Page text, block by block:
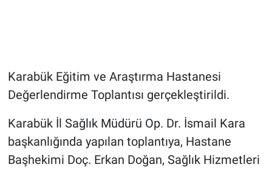
Karabük Eğitim ve Araştırma Hastanesi
Değerlendirme Toplantısı gerçekleştirildi.
Karabük İl Sağlık Müdürü Op. Dr. İsmail Kara
başkanlığında yapılan toplantıya, Hastane
Başhekimi Doç. Erkan Doğan, Sağlık Hizmetleri